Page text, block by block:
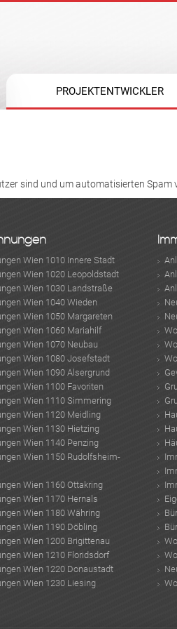
PROJEKTENTWICKLER
sind und um automatisierten Spam
Wien 1010 Innere Stadt
Wien 1020 Leopoldstadt
Wien 1030 Landstraße
Wien 1040 Wieden
Wien 1050 Margareten
Wien 1060 Mariahilf
Wien 1070 Neubau
Wien 1080 Josefstadt
Wien 1090 Alsergrund
Wien 1100 Favoriten
Wien 1110 Simmering
Wien 1120 Meidling
Wien 1130 Hietzing
Wien 1140 Penzing
Wien 1150 Rudolfsheim-
Wien 1160 Ottakring
Wien 1170 Hernals
Wien 1180 Währing
Wien 1190 Döbling
Wien 1200 Brigittenau
Wien 1210 Floridsdorf
Wien 1220 Donaustadt
Wien 1230 Liesing